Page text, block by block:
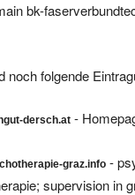
bk-
noch folgende
dersch.at -
graz.info -
supervision in